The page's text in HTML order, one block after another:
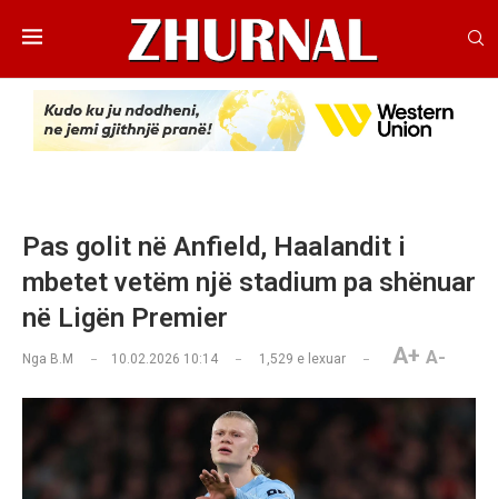
Pas golit në Anfield, Haalandit i
mbetet vetëm një stadium pa shënuar
në Ligën Premier
Nga B.M 10.02.2026 10:14 1,529 e lexuar A+ A-